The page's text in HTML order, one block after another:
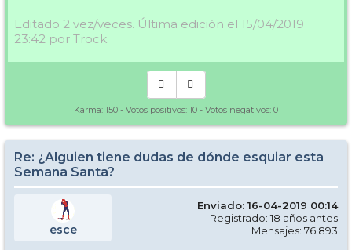
Editado 2 vez/veces. Última edición el 15/04/2019
23:42 por Trock.
Karma: 150 - Votos positivos: 10 - Votos negativos: 0
Re: ¿Alguien tiene dudas de dónde esquiar esta
Semana Santa?
esce
Enviado: 16-04-2019 00:14
Registrado: 18 años antes
Mensajes: 76.893